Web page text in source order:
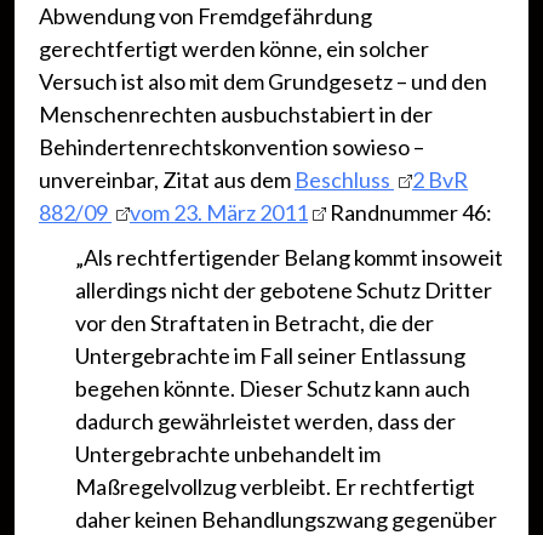
Abwendung von Fremdgefährdung
gerechtfertigt werden könne, ein solcher
Versuch ist also mit dem Grundgesetz – und den
Menschenrechten ausbuchstabiert in der
Behindertenrechtskonvention sowieso –
unvereinbar, Zitat aus dem Beschluss
2 BvR
882/09
vom 23. März 2011
Randnummer 46:
„Als rechtfertigender Belang kommt insoweit
allerdings nicht der gebotene Schutz Dritter
vor den Straftaten in Betracht, die der
Untergebrachte im Fall seiner Entlassung
begehen könnte. Dieser Schutz kann auch
dadurch gewährleistet werden, dass der
Untergebrachte unbehandelt im
Maßregelvollzug verbleibt. Er rechtfertigt
daher keinen Behandlungszwang gegenüber